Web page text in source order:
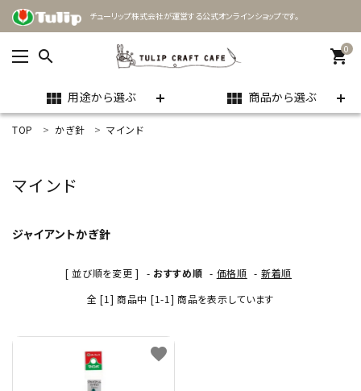
チューリップ株式会社が運営する公式オンラインショップです。
search 0
shopping_cart
view_module 用途から選ぶ view_module 商品から選ぶ
ACCOUNT MENU
meeting_room ログイン
商品カテゴリー
TOP かぎ針 マインド
マインド
ジャイアントかぎ針
[ 並び順を変更 ] - おすすめ順 - 価格順 - 新着順
全 [1] 商品中 [1-1] 商品を表示しています
favorite